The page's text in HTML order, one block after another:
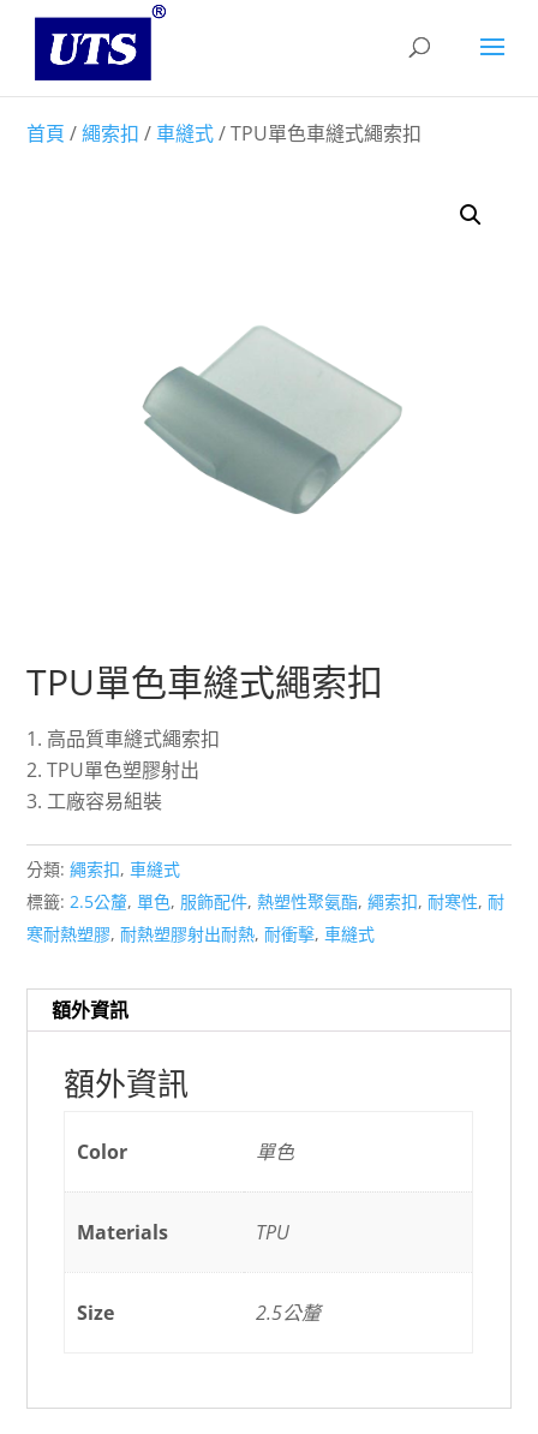
首頁 /繩索扣 /車縫式/ TPU單色車縫式繩索扣
TPU單色車縫式繩索扣
高品質車縫式繩索扣
TPU單色塑膠射出
工廠容易組裝
分類:繩索扣,車縫式
標籤:2.5公釐,單色, 服飾配件,熱塑性聚氨酯,繩索扣,耐寒性,耐
寒耐熱塑膠,耐熱塑膠射出耐熱,耐衝擊,車縫式
額外資訊
額外資訊
Color 單色
Materials TPU
Size 2.5公釐